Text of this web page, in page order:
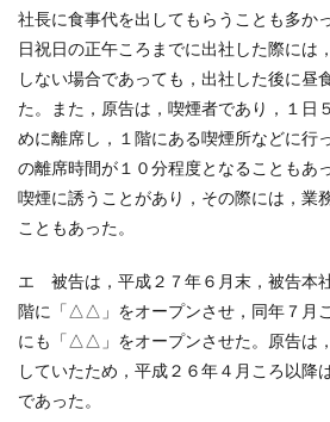
社長に食事代を出してもらうことも多か
日祝日の正午ころまでに出社した際には
しない場合であっても，出社した後に昼
た。また，原告は，喫煙者であり，１日
めに離席し，１階にある喫煙所などに行
の離席時間が１０分程度となることもあ
喫煙に誘うことがあり，その際には，業
こともあった。
エ 被告は，平成２７年６月末，被告本
階に「△△」をオープンさせ，同年７月
にも「△△」をオープンさせた。原告は
していたため，平成２６年４月ころ以降
であった。